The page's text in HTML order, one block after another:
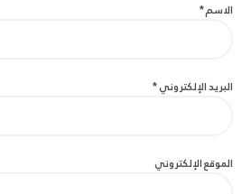
الاسم*
البريد الإلكتروني*
الموقع الإلكتروني